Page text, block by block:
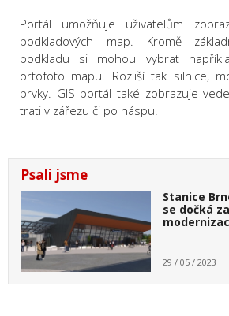
Portál umožňuje uživatelům
podkladových map. Kromě
podkladu si mohou vybrat
ortofoto mapu. Rozliší tak silnice,
prvky. GIS portál také zobrazuje
trati v zářezu či po náspu.
Psali jsme
Stanice
se dočká
29 / 05 / 2023